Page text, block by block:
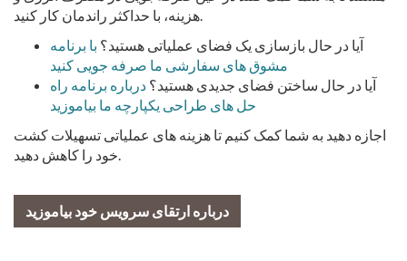
هزینه، با حداکثر راندمان کار کنید.
آیا در حال بازسازی یک فضای عملیاتی هستید؟ با برنامه
مشوق های سفارشی ما صرفه جویی کنید
آیا در حال ساختن فضای جدیدی هستید؟ درباره برنامه راه
حل های طراحی یکپارچه ما بیاموزید
اجازه دهید به شما کمک کنیم تا هزینه های عملیاتی تسهیلات کشت
خود را کاهش دهید.
درباره ارتقای سرویس خود بیاموزید